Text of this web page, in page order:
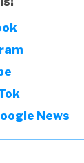
News